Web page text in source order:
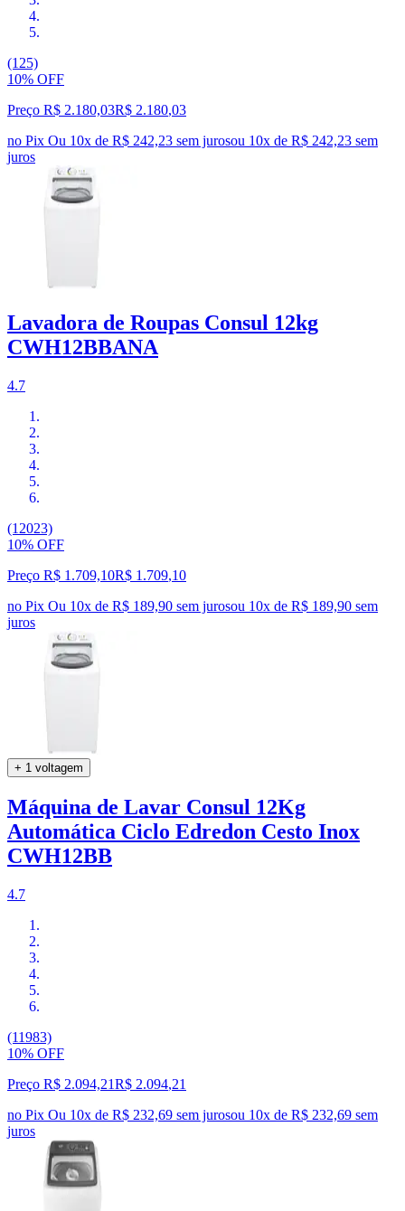
(125)
10% OFF
Preço R$ 2.180,03R$ 2.180,03
no Pix Ou 10x de R$ 242,23 sem jurosou 10x de R$ 242,23 sem
juros
Lavadora de Roupas Consul 12kg
CWH12BBANA
4.7
(12023)
10% OFF
Preço R$ 1.709,10R$ 1.709,10
no Pix Ou 10x de R$ 189,90 sem jurosou 10x de R$ 189,90 sem
juros
+ 1 voltagem
Máquina de Lavar Consul 12Kg
Automática Ciclo Edredon Cesto Inox
CWH12BB
4.7
(11983)
10% OFF
Preço R$ 2.094,21R$ 2.094,21
no Pix Ou 10x de R$ 232,69 sem jurosou 10x de R$ 232,69 sem
juros